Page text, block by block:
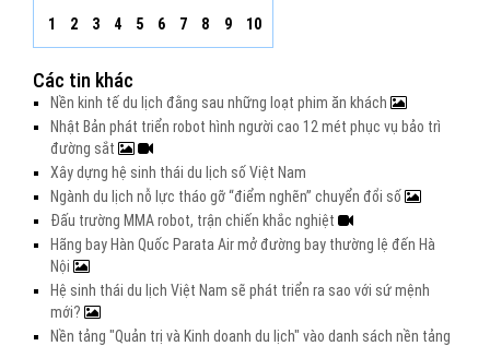
1 2 3 4 5 6 7 8 9 10
Các tin khác
Nền kinh tế du lịch đằng sau những loạt phim ăn khách
Nhật Bản phát triển robot hình người cao 12 mét phục vụ bảo trì
đường sắt
Xây dựng hệ sinh thái du lịch số Việt Nam
Ngành du lịch nỗ lực tháo gỡ “điểm nghẽn” chuyển đổi số
Đấu trường MMA robot, trận chiến khắc nghiệt
Hãng bay Hàn Quốc Parata Air mở đường bay thường lệ đến Hà
Nội
Hệ sinh thái du lịch Việt Nam sẽ phát triển ra sao với sứ mệnh
mới?
Nền tảng "Quản trị và Kinh doanh du lịch" vào danh sách nền tảng